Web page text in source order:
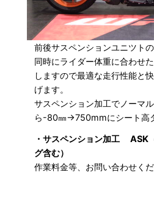
前後サスペンションユニツト
同時にライダー体重に合わせ
しますので最適な走行性能と
げます。
サスペンション加工でノーマ
ら-80㎜→750mmにシート高
・サスペンション加工 ASK
グ含む）
作業料金等、お問い合わせくだ